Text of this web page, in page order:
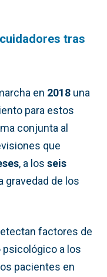
tras
en 2018 una
para estos
conjunta al
que
, a los seis
gravedad de los
factores de
a los
pacientes en